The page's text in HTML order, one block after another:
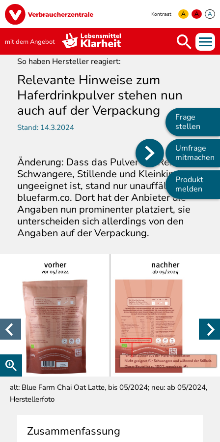
Direkt
zum
Inhalt
Image
Kontrast A A A
mit dem Angebot
Main
navigation
Frage
stellen
Umfrage
mitmachen
Produkt
melden
So haben Hersteller reagiert:
Relevante Hinweise zum
Haferdrinkpulver stehen nun
auch auf der Verpackung
Stand: 14.3.2024
Änderung: Dass das Pulver mit Reishi für
Schwangere, Stillende und Kleinkinder
ungeeignet ist, stand nur unauffällig auf
bluefarm.co. Dort hat der Anbieter die
Angaben nun prominenter platziert, sie
unterscheiden sich allerdings von den
Angaben auf der Verpackung.
alt: Blue Farm Chai Oat Latte, bis 05/2024; neu: ab 05/2024,
Herstellerfoto
Zusammenfassung